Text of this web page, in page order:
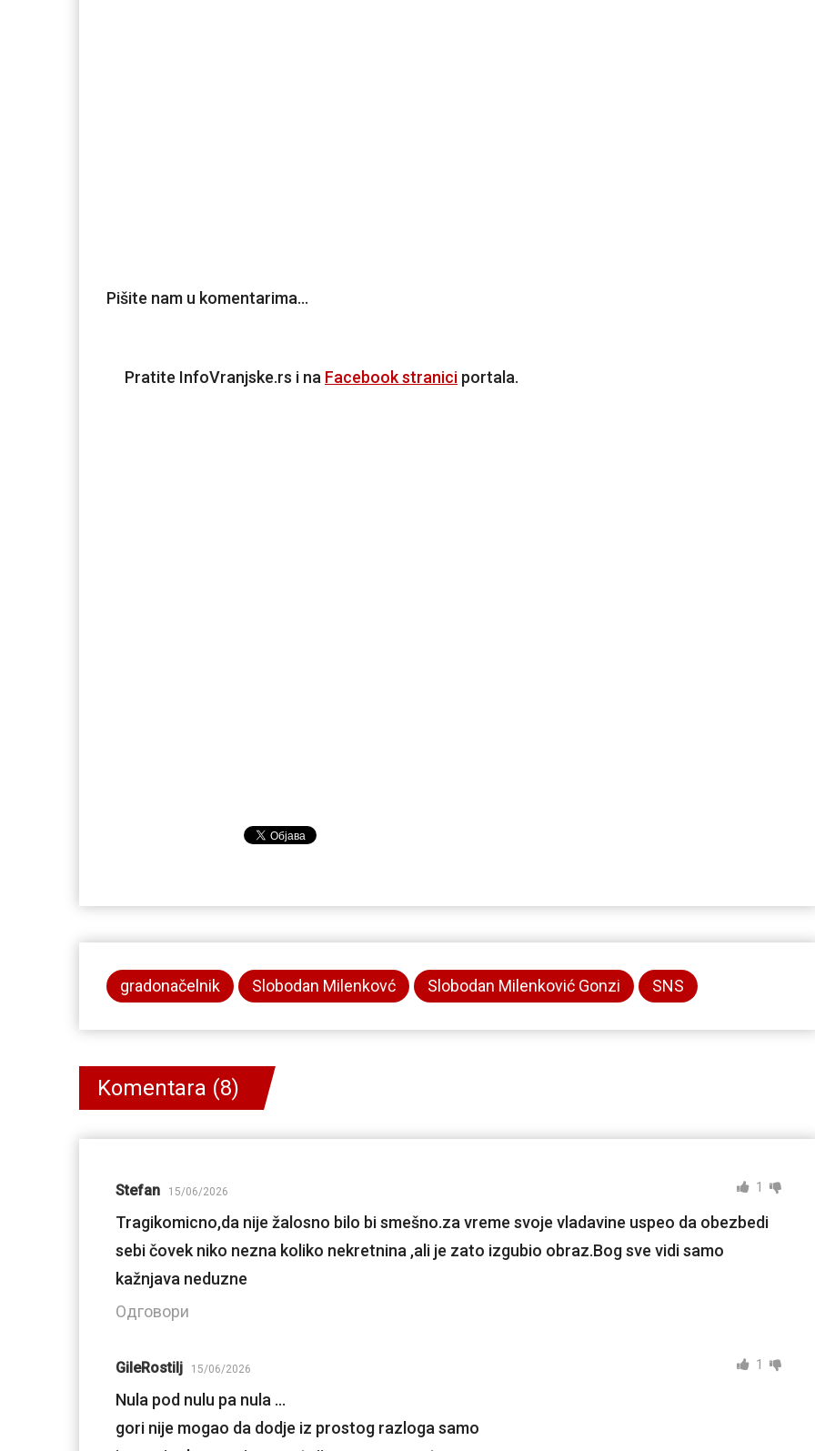
Pišite nam u komentarima…
Pratite InfoVranjske.rs i na Facebook stranici portala.
gradonačelnik Slobodan Milenkovć Slobodan Milenković Gonzi SNS
Komentara (8)
Stefan 15/06/2026 1
Tragikomicno,da nije žalosno bilo bi smešno.za vreme svoje vladavine uspeo da obezbedi
sebi čovek niko nezna koliko nekretnina ,ali je zato izgubio obraz.Bog sve vidi samo
kažnjava neduzne
Одговори
GileRostilj 15/06/2026 1
Nula pod nulu pa nula …
gori nije mogao da dodje iz prostog razloga samo